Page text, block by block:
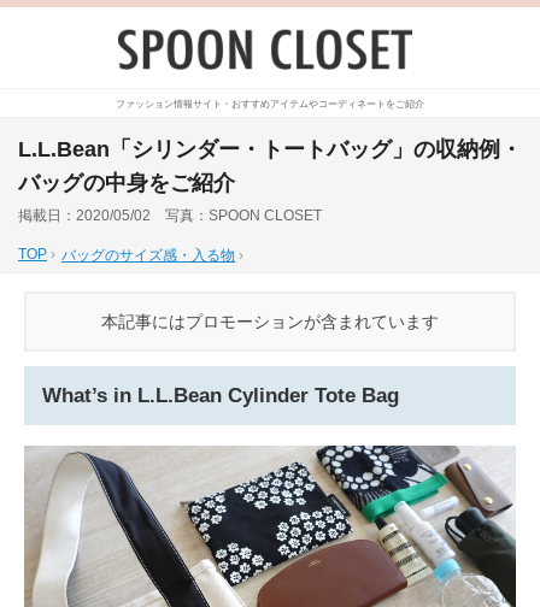
ファッション情報サイト・おすすめアイテムやコーディネートをご紹介
L.L.Bean「シリンダー・トートバッグ」の収納例・
バッグの中身をご紹介
掲載日：2020/05/02 写真：SPOON CLOSET
TOP › バッグのサイズ感・入る物 ›
本記事にはプロモーションが含まれています
What’s in L.L.Bean Cylinder Tote Bag